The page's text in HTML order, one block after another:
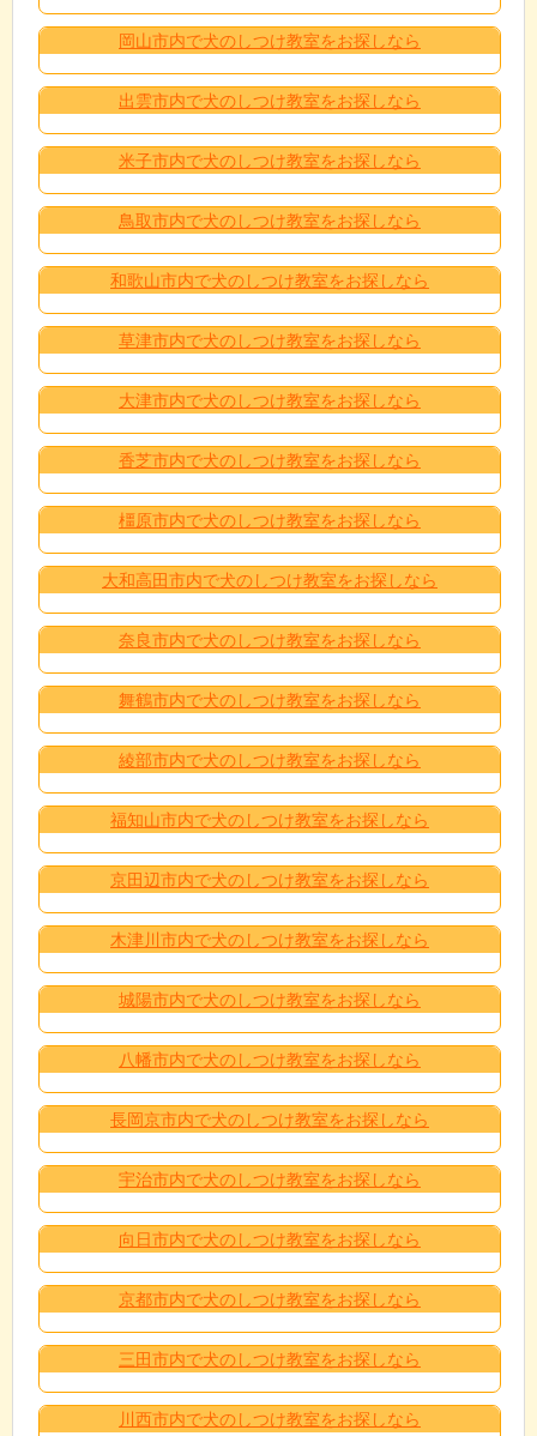
岡山市内で犬のしつけ教室をお探しなら
出雲市内で犬のしつけ教室をお探しなら
米子市内で犬のしつけ教室をお探しなら
鳥取市内で犬のしつけ教室をお探しなら
和歌山市内で犬のしつけ教室をお探しなら
草津市内で犬のしつけ教室をお探しなら
大津市内で犬のしつけ教室をお探しなら
香芝市内で犬のしつけ教室をお探しなら
橿原市内で犬のしつけ教室をお探しなら
大和高田市内で犬のしつけ教室をお探しなら
奈良市内で犬のしつけ教室をお探しなら
舞鶴市内で犬のしつけ教室をお探しなら
綾部市内で犬のしつけ教室をお探しなら
福知山市内で犬のしつけ教室をお探しなら
京田辺市内で犬のしつけ教室をお探しなら
木津川市内で犬のしつけ教室をお探しなら
城陽市内で犬のしつけ教室をお探しなら
八幡市内で犬のしつけ教室をお探しなら
長岡京市内で犬のしつけ教室をお探しなら
宇治市内で犬のしつけ教室をお探しなら
向日市内で犬のしつけ教室をお探しなら
京都市内で犬のしつけ教室をお探しなら
三田市内で犬のしつけ教室をお探しなら
川西市内で犬のしつけ教室をお探しなら